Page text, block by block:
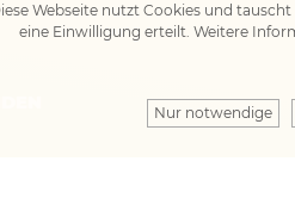
Webseite nutzt Cookies und
eine Einwilligung erteilt. Weitere
Nur notwendige